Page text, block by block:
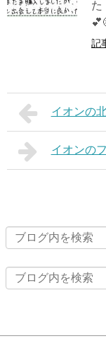
た
記
イオンの
イオンの